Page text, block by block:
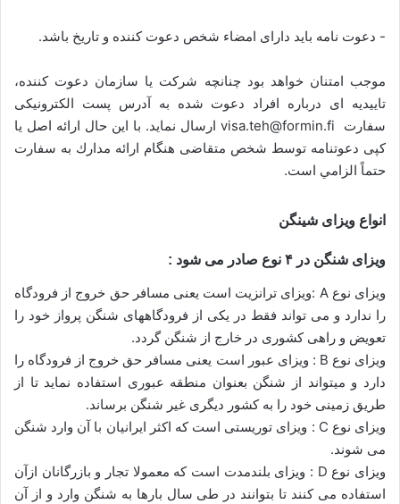
- دعوت نامه باید دارای امضاء شخص دعوت کننده و تاریخ باشد.
موجب امتنان خواهد بود چنانچه شرکت یا سازمان دعوت كننده،
تاییدیه ای درباره افراد دعوت شده به آدرس پست الکترونیکی
سفارت visa.teh@formin.fi ارسال نماید. با این حال ارائه اصل یا
کپی دعوتنامه توسط شخص متقاضی هنگام ارائه مدارك به سفارت
حتماً الزامي است.
انواع ویزای شینگن
ویزای شنگن در ۴ نوع صادر می شود :
ویزای نوع A :ویزای ترانزیت است یعنی مسافر حق خروج از فرودگاه
را ندارد و می تواند فقط در یکی از فرودگاههای شنگن پرواز خود را
تعویض و راهی کشوری در خارج از شنگن گردد.
ویزای نوع B : ویزای عبور است یعنی مسافر حق خروج از فرودگاه را
دارد و میتواند از شنگن بعنوان منطقه عبوری استفاده نماید تا از
طریق زمینی خود را به کشور دیگری غیر شنگن برساند.
ویزای نوع C : ویزای توریستی است که اکثر ایرانیان با آن وارد شنگن
می شوند.
ویزای نوع D : ویزای بلندمدت است که معمولا تجار و بازرگانان ازآن
استفاده می کنند تا بتوانند در طی سال بارها به شنگن وارد و از آن